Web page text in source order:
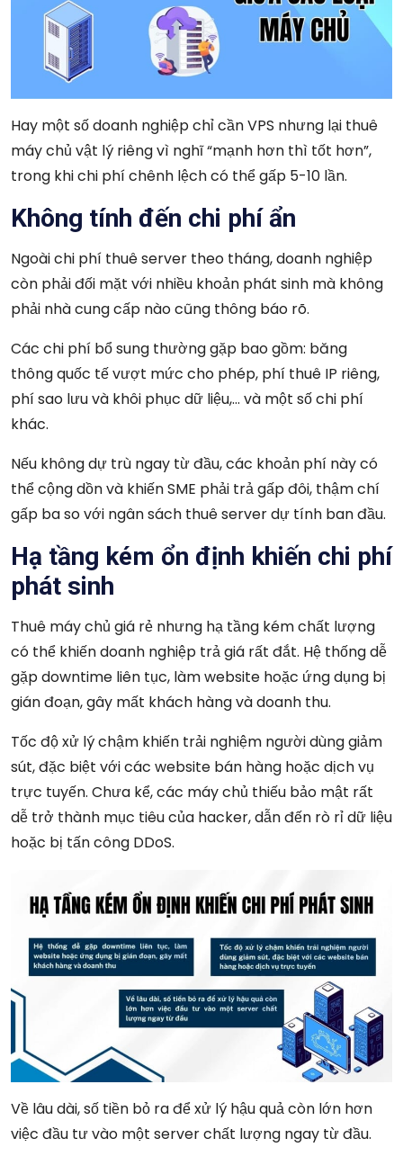
Hay một số doanh nghiệp chỉ cần VPS nhưng lại thuê
máy chủ vật lý riêng vì nghĩ “mạnh hơn thì tốt hơn”,
trong khi chi phí chênh lệch có thể gấp 5-10 lần.
Không tính đến chi phí ẩn
Ngoài chi phí thuê server theo tháng, doanh nghiệp
còn phải đối mặt với nhiều khoản phát sinh mà không
phải nhà cung cấp nào cũng thông báo rõ.
Các chi phí bổ sung thường gặp bao gồm: băng
thông quốc tế vượt mức cho phép, phí thuê IP riêng,
phí sao lưu và khôi phục dữ liệu,… và một số chi phí
khác.
Nếu không dự trù ngay từ đầu, các khoản phí này có
thể cộng dồn và khiến SME phải trả gấp đôi, thậm chí
gấp ba so với ngân sách thuê server dự tính ban đầu.
Hạ tầng kém ổn định khiến chi phí
phát sinh
Thuê máy chủ giá rẻ nhưng hạ tầng kém chất lượng
có thể khiến doanh nghiệp trả giá rất đắt. Hệ thống dễ
gặp downtime liên tục, làm website hoặc ứng dụng bị
gián đoạn, gây mất khách hàng và doanh thu.
Tốc độ xử lý chậm khiến trải nghiệm người dùng giảm
sút, đặc biệt với các website bán hàng hoặc dịch vụ
trực tuyến. Chưa kể, các máy chủ thiếu bảo mật rất
dễ trở thành mục tiêu của hacker, dẫn đến rò rỉ dữ liệu
hoặc bị tấn công DDoS.
Về lâu dài, số tiền bỏ ra để xử lý hậu quả còn lớn hơn
việc đầu tư vào một server chất lượng ngay từ đầu.